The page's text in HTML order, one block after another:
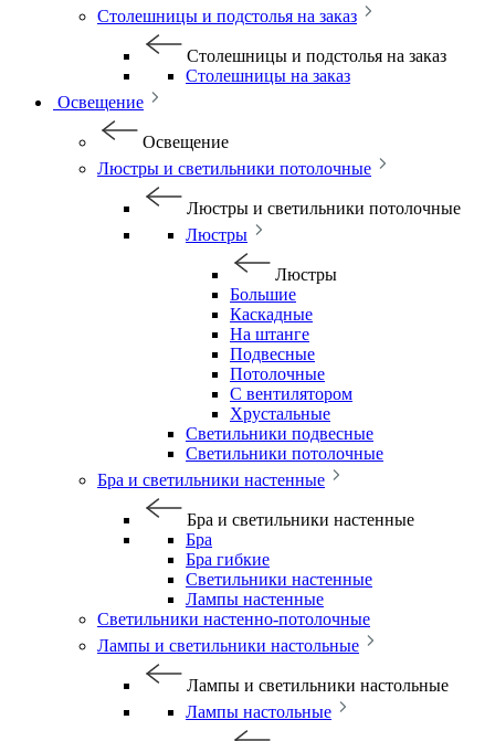
Столешницы и подстолья на заказ
Столешницы и подстолья на заказ
Столешницы на заказ
Освещение
Освещение
Люстры и светильники потолочные
Люстры и светильники потолочные
Люстры
Люстры
Большие
Каскадные
На штанге
Подвесные
Потолочные
С вентилятором
Хрустальные
Светильники подвесные
Светильники потолочные
Бра и светильники настенные
Бра и светильники настенные
Бра
Бра гибкие
Светильники настенные
Лампы настенные
Светильники настенно-потолочные
Лампы и светильники настольные
Лампы и светильники настольные
Лампы настольные